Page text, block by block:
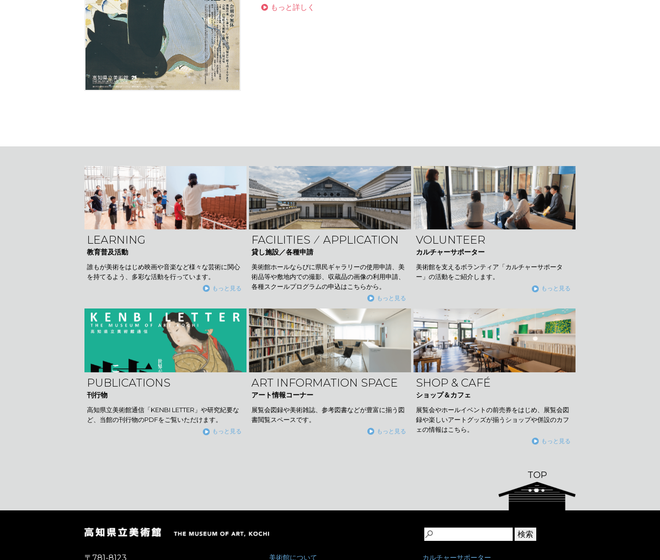
もっと詳しく
LEARNING
教育普及活動
誰もが美術をはじめ映画や音楽など様々な芸術に関心
を持てるよう、多彩な活動を行っています。
もっと見る
FACILITIES ⁄ APPLICATION
貸し施設／各種申請
美術館ホールならびに県民ギャラリーの使用申請、美
術品等や敷地内での撮影、収蔵品の画像の利用申請、
各種スクールプログラムの申込はこちらから。
もっと見る
VOLUNTEER
カルチャーサポーター
美術館を支えるボランティア「カルチャーサポータ
ー」の活動をご紹介します。
もっと見る
PUBLICATIONS
刊行物
高知県立美術館通信「KENBI LETTER」や研究紀要な
ど、当館の刊行物のPDFをご覧いただけます。
もっと見る
ART INFORMATION SPACE
アート情報コーナー
展覧会図録や美術雑誌、参考図書などが豊富に揃う図
書閲覧スペースです。
もっと見る
SHOP & CAFÉ
ショップ＆カフェ
展覧会やホールイベントの前売券をはじめ、展覧会図
録や楽しいアートグッズが揃うショップや併設のカフ
ェの情報はこちら。
もっと見る
TOP
〒781-8123 美術館について カルチャーサポーター